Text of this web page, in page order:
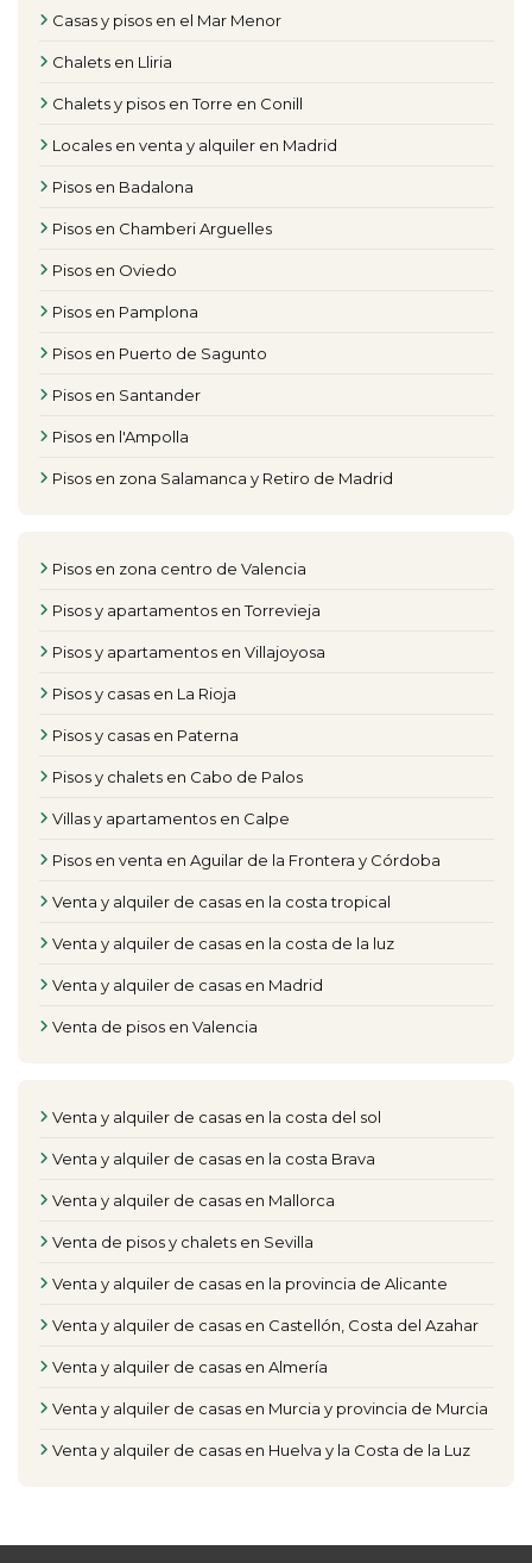
Casas y pisos en el Mar Menor
Chalets en Lliria
Chalets y pisos en Torre en Conill
Locales en venta y alquiler en Madrid
Pisos en Badalona
Pisos en Chamberi Arguelles
Pisos en Oviedo
Pisos en Pamplona
Pisos en Puerto de Sagunto
Pisos en Santander
Pisos en l'Ampolla
Pisos en zona Salamanca y Retiro de Madrid
Pisos en zona centro de Valencia
Pisos y apartamentos en Torrevieja
Pisos y apartamentos en Villajoyosa
Pisos y casas en La Rioja
Pisos y casas en Paterna
Pisos y chalets en Cabo de Palos
Villas y apartamentos en Calpe
Pisos en venta en Aguilar de la Frontera y Córdoba
Venta y alquiler de casas en la costa tropical
Venta y alquiler de casas en la costa de la luz
Venta y alquiler de casas en Madrid
Venta de pisos en Valencia
Venta y alquiler de casas en la costa del sol
Venta y alquiler de casas en la costa Brava
Venta y alquiler de casas en Mallorca
Venta de pisos y chalets en Sevilla
Venta y alquiler de casas en la provincia de Alicante
Venta y alquiler de casas en Castellón, Costa del Azahar
Venta y alquiler de casas en Almería
Venta y alquiler de casas en Murcia y provincia de Murcia
Venta y alquiler de casas en Huelva y la Costa de la Luz